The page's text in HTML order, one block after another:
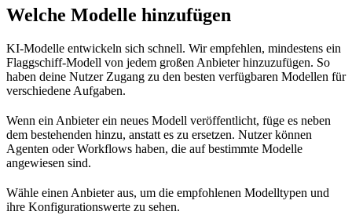
Welche Modelle hinzufügen
KI-Modelle entwickeln sich schnell. Wir empfehlen, mindestens ein
Flaggschiff-Modell von jedem großen Anbieter hinzuzufügen. So
haben deine Nutzer Zugang zu den besten verfügbaren Modellen für
verschiedene Aufgaben.
Wenn ein Anbieter ein neues Modell veröffentlicht, füge es neben
dem bestehenden hinzu, anstatt es zu ersetzen. Nutzer können
Agenten oder Workflows haben, die auf bestimmte Modelle
angewiesen sind.
Wähle einen Anbieter aus, um die empfohlenen Modelltypen und
ihre Konfigurationswerte zu sehen.